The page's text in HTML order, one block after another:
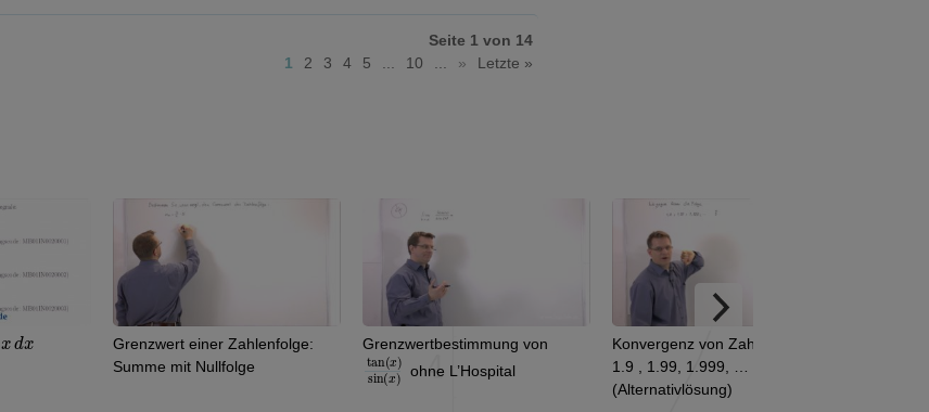
Seite 1 von 14
1
2 3 4 5 ... 10 ... » Letzte »
Grenzwert einer Zahlenfolge:
Summe mit Nullfolge
Grenzwertbestimmung von
tan
)
x ohne L’Hospital
Konvergenz von Zahlenfolgen:
1.9 , 1.99, 1.999, …
(Alternativlösung)
Mengendarstellungen: